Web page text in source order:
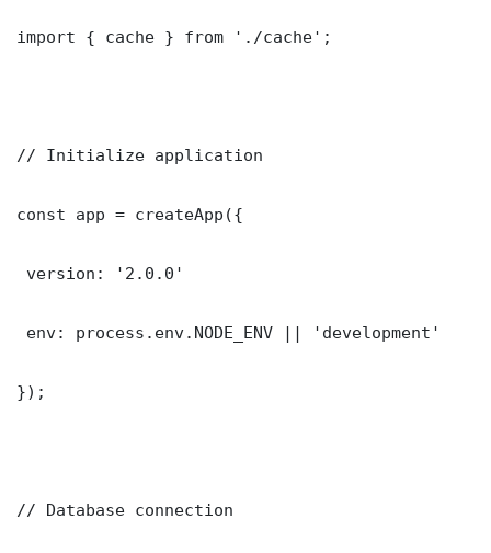
import { cache } from './cache';
// Initialize application
const app = createApp({
version: '2.0.0'
env: process.env.NODE_ENV || 'development'
});
// Database connection